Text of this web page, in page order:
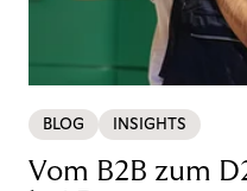
BLOG INSIGHTS
Vom B2B zum